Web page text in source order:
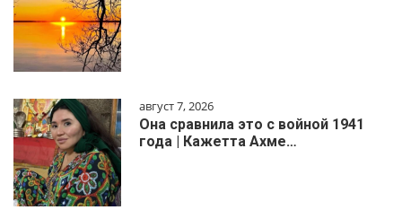
август 7, 2026
Она сравнила это с войной 1941
года | Кажетта Ахме…